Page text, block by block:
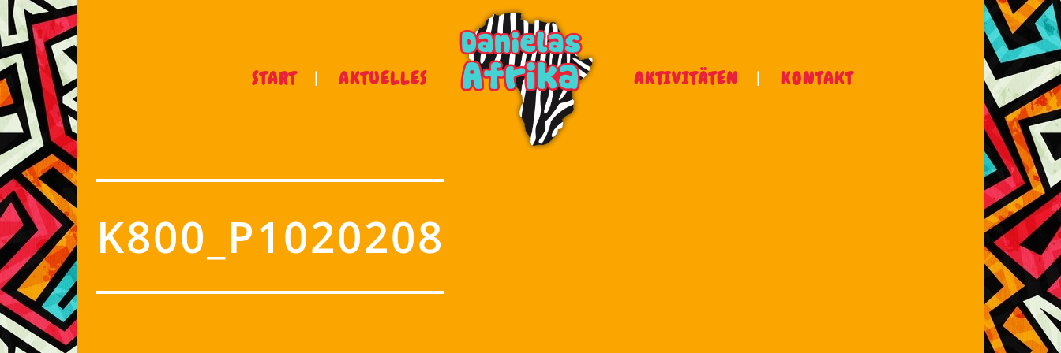
START AKTUELLES AKTIVITÄTEN KONTAKT
K800_P1020208